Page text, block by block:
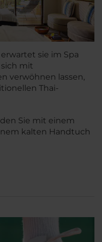
sie im Spa
sich mit
verwöhnen lassen,
Thai-
Sie mit einem
kalten Handtuch